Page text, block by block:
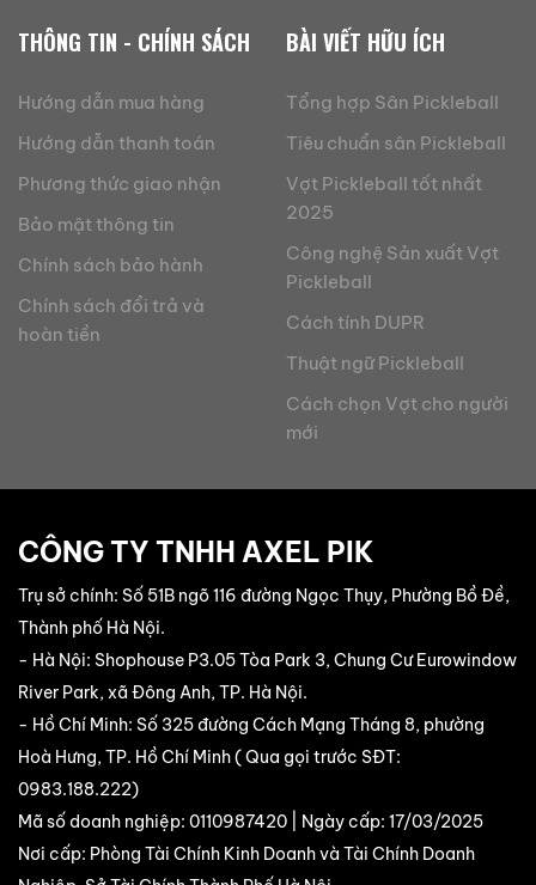
THÔNG TIN - CHÍNH SÁCH
Hướng dẫn mua hàng
Hướng dẫn thanh toán
Phương thức giao nhận
Bảo mật thông tin
Chính sách bảo hành
Chính sách đổi trả và
hoàn tiền
BÀI VIẾT HỮU ÍCH
Tổng hợp Sân Pickleball
Tiêu chuẩn sân Pickleball
Vợt Pickleball tốt nhất
2025
Công nghệ Sản xuất Vợt
Pickleball
Cách tính DUPR
Thuật ngữ Pickleball
Cách chọn Vợt cho người
mới
CÔNG TY TNHH AXEL PIK
Trụ sở chính: Số 51B ngõ 116 đường Ngọc Thụy, Phường Bồ Đề,
Thành phố Hà Nội.
- Hà Nội: Shophouse P3.05 Tòa Park 3, Chung Cư Eurowindow
River Park, xã Đông Anh, TP. Hà Nội.
- Hồ Chí Minh: Số 325 đường Cách Mạng Tháng 8, phường
Hoà Hưng, TP. Hồ Chí Minh ( Qua gọi trước SĐT:
0983.188.222)
Mã số doanh nghiệp: 0110987420 | Ngày cấp: 17/03/2025
Nơi cấp: Phòng Tài Chính Kinh Doanh và Tài Chính Doanh